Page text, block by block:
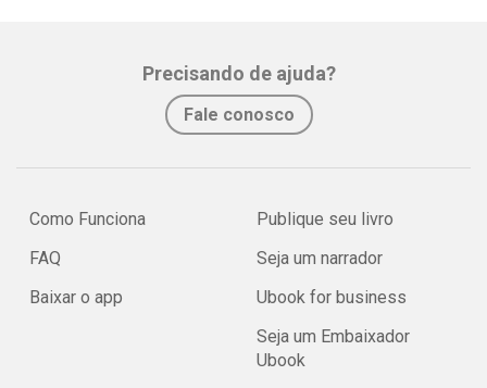
Precisando de ajuda?
Fale conosco
Como Funciona
FAQ
Baixar o app
Publique seu livro
Seja um narrador
Ubook for business
Seja um Embaixador
Ubook